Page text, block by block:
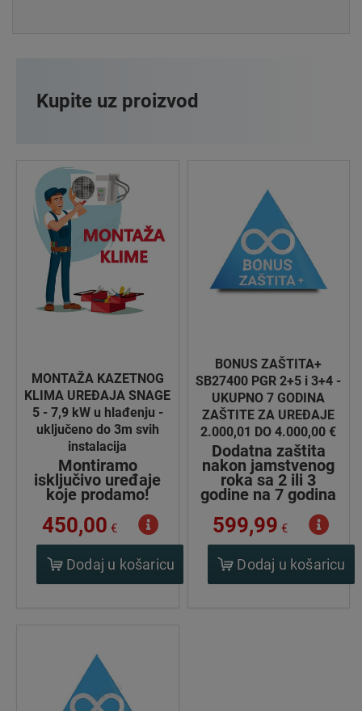
Kupite uz proizvod
MONTAŽA KAZETNOG
KLIMA UREĐAJA SNAGE
5 - 7,9 kW u hlađenju -
uključeno do 3m svih
instalacija
Montiramo
isključivo uređaje
koje prodamo!
450,00 €
Dodaj u košaricu
BONUS ZAŠTITA+
SB27400 PGR 2+5 i 3+4 -
UKUPNO 7 GODINA
ZAŠTITE ZA UREĐAJE
2.000,01 DO 4.000,00 €
Dodatna zaštita
nakon jamstvenog
roka sa 2 ili 3
godine na 7 godina
599,99 €
Dodaj u košaricu